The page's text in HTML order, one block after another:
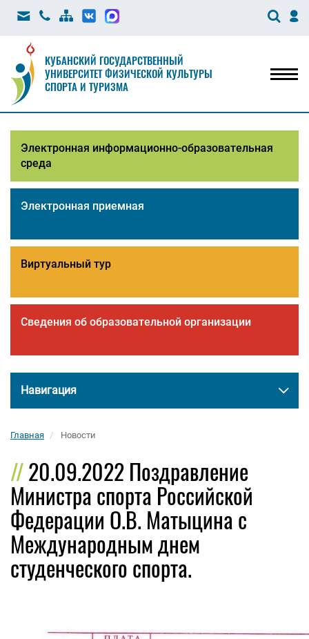
КУБАНСКИЙ ГОСУДАРСТВЕННЫЙ
УНИВЕРСИТЕТ ФИЗИЧЕСКОЙ КУЛЬТУРЫ
СПОРТА И ТУРИЗМА
Электронная информационно-образовательная
среда
Электронная приемная
Виртуальный тур
Сведения об образовательной организации
Навигация
Главная Новости
20.09.2022 Поздравление
Министра спорта Российской
Федерации О.В. Матыцина с
Международным днем
студенческого спорта.